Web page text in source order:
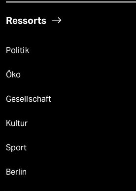
Ressorts
Politik
Öko
Gesellschaft
Kultur
Sport
Berlin